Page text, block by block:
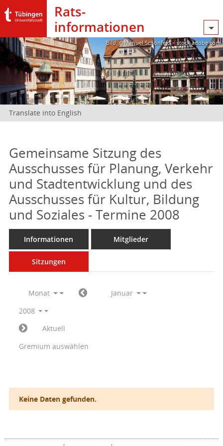
Rats­
informationen
Bild: @Manuel Schönfeld – stock.adobe.com
Translate into English
Gemeinsame Sitzung des
Ausschusses für Planung, Verkehr
und Stadtentwicklung und des
Ausschusses für Kultur, Bildung
und Soziales - Termine 2008
Informationen Mitglieder
Sitzungen
Monat
Januar
2008
Aktuell
Gremium auswählen
Keine Daten gefunden.